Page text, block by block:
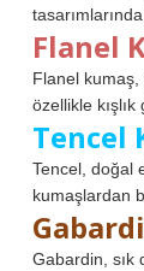
Flanel
Flanel kumaş,
özellikle
Tencel
Tencel, doğal
kumaşlardan
Gabardin, sık